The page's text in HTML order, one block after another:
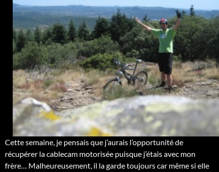
Cette semaine, je pensais que j’aurais l’opportunité de
récupérer la cablecam motorisée puisque j’étais avec mon
frère… Malheureusement, il la garde toujours car même si elle